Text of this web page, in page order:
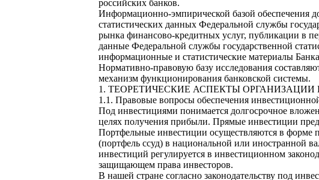
российских банков.
Информационно-эмпирической базой обеспечения
статистических данных Федеральной службы
рынка финансово-кредитных услуг, публикации в
данные Федеральной службы государственной
информационные и статистические материалы
Нормативно-правовую базу исследования
механизм функционирования банковской системы.
1. ТЕОРЕТИЧЕСКИЕ АСПЕКТЫ
1.1. Правовые вопросы обеспечения
Под инвестициями понимается долгосрочное
целях получения прибыли. Прямые инвестиции
Портфельные инвестиции осуществляются в форме
(портфель ссуд) в национальной или иностранной
инвестиций регулируется в инвестиционном
защищающем права инвесторов.
В нашей стране согласно законодательству под